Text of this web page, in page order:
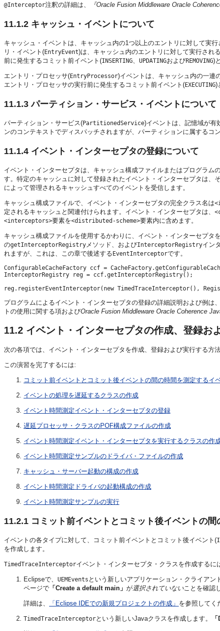
@Interceptor注釈の詳細は、 『Oracle Fusion Middleware Oracle
11.1.2 キャッシュ・イベントについて
キャッシュ・イベントは、キャッシュ内の1つ以上のエントリに対して実
リ・イベント(EntryEvent)は、キャッシュ内のエントリに対して実行され
前に発生するコミット前イベント(INSERTING UPDATINGおよびREMOVING)
エントリ・プロセッサ(EntryProcessor)イベントは、キャッシュ内の一連
エントリ・プロセッサの実行前に発生するコミット前イベント(EXECUTING)
11.1.3 パーティション・サービス・イベントについて
パーティション・サービス(PartitionedService)イベントは、記憶域が有
ンのコンテキストでディスパッチされますが、パーティションに属するコ
11.1.4 イベント・インターセプタの登録について
イベント・インターセプタは、キャッシュ構成ファイルまたはプログラ
す。特定のキャッシュに対して登録されたイベント・インターセプタは
によって管理されるキャッシュすべてのイベントを受信します。
キャッシュ構成ファイルで、イベント・インターセプタの完全クラス名は
定されるキャッシュと関連付けられます。イベント・インターセプタは、
<interceptors>要素を<distributed-scheme>要素内に含めます。
キャッシュ構成ファイルを使用するかわりに、イベント・インターセプタ
のgetInterceptorRegistryメソッド、およびInterceptorRegistryイン
れますが、これは、この章で後述する EventInterceptorです。
ConfigurableCacheFactory ccf =
InterceptorRegistry reg = ccf.getInterceptorRegistry();
プログラムによるイベント・インターセプタの登録の詳細説明および例は
トの使用に関する項およびOracle Fusion Middleware Oracle Coherence
11.2 イベント・インターセプタの作成、登録お
次の各項では、イベント・インターセプタを作成、登録および実行する方
この演習を完了するには:
コミット前イベントとコミット後イベントの間の時間を測定するイ
イベントの処理を遅延するクラスの作成
イベント時間測定イベント・インターセプタの登録
遅延プロセッサ・クラスのPOF構成ファイルの作成
イベント時間測定イベント・インターセプタを実行するクラスの作
イベント時間測定サンプルのドライバ・ファイルの作成
キャッシュ・サーバー起動の構成の作成
イベント時間測定ドライバの起動構成の作成
イベント時間測定サンプルの実行
11.2.1 コミット前イベントとコミット後イベントの
イベントの各タイプに対して、コミット前イベントとコミット後イベント(
を作成します。
TimedTraceInterceptorイベント・インターセプタ・クラスを作成するに
Eclipseで、 UEMEvents という新しいアプリケーション・クライア
ページで 「Create a default main」 が選択されていない ことを確認
詳細は、 「Eclipse IDEでの新規プロジェクトの作成」 を参照してく
TimedTraceInterceptorという新しいJavaクラスを作成します。